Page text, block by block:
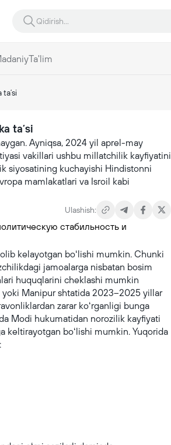
Ta'lim
taʼsi
Ayniqsa, 2024 yil aprel-may
vakillari ushbu millatchilik kayfiyatini
siyosatining kuchayishi Hindistonni
mamlakatlari va Isroil kabi
Ulashish:
kelayotgan boʻlishi mumkin. Chunki
jamoalarga nisbatan bosim
huquqlarini cheklashi mumkin
yoki Manipur shtatida 2023–2025 yillar
zarar koʻrganligi bunga
Modi hukumatidan norozilik kayfiyati
keltirayotgan boʻlishi mumkin. Yuqorida